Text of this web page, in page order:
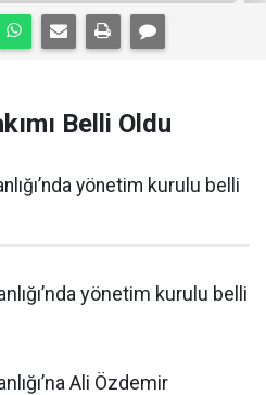
Belli Oldu
yönetim kurulu belli
yönetim kurulu belli
Ali Özdemir